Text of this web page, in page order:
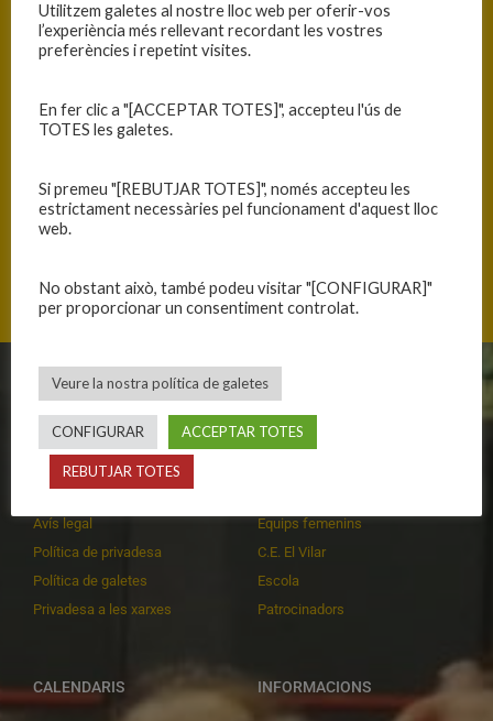
CLUB
Història
Organització
Avís legal
Política de privadesa
Política de galetes
Privadesa a les xarxes
EQUIPS
Primer equip masculí
Equips femenins
C.E. El Vilar
Escola
Patrocinadors
CALENDARIS INFORMACIONS
Utilitzem galetes al nostre lloc web per oferir-vos
l’experiència més rellevant recordant les vostres
preferències i repetint visites.
En fer clic a "[ACCEPTAR TOTES]", accepteu l'ús de
TOTES les galetes.
Si premeu "[REBUTJAR TOTES]", només accepteu les
estrictament necessàries pel funcionament d'aquest lloc
web.
No obstant això, també podeu visitar "[CONFIGURAR]"
per proporcionar un consentiment controlat.
Veure la nostra política de galetes
CONFIGURAR ACCEPTAR TOTES
REBUTJAR TOTES